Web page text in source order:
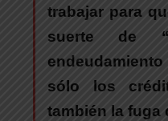
trabajar para
suerte de
sólo los
también la fuga